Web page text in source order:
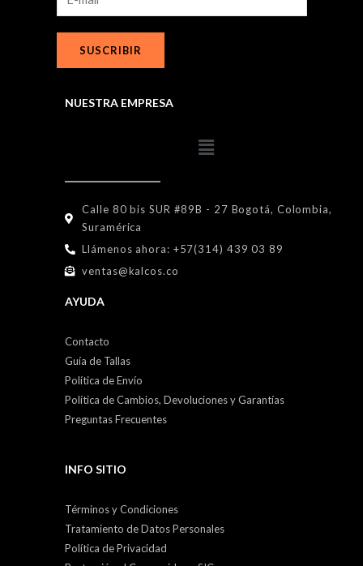
SUSCRIBIR
NUESTRA EMPRESA
Calle 80 bis SUR #89B - 27 Bogotá, Colombia,
Suramérica
Llámenos ahora: +57(314) 439 03 89
ventas@kalcos.co
AYUDA
Contacto
Guía de Tallas
Política de Envío
Política de Cambios, Devoluciones y Garantías
Preguntas Frecuentes
INFO SITIO
Términos y Condiciones
Tratamiento de Datos Personales
Política de Privacidad